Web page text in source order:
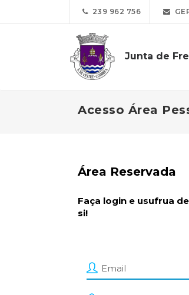
239 962 756
Junta de
Acesso Área
Área Reservada
Faça login e usufrua
si!